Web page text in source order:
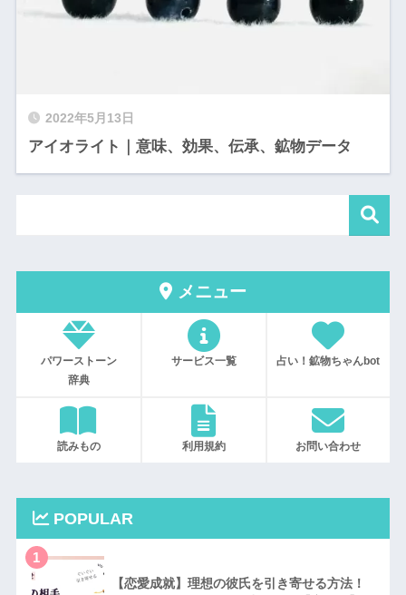
2022年5月13日
アイオライト｜意味、効果、伝承、鉱物データ
メニュー
パワーストーン
辞典
サービス一覧 占い！鉱物ちゃんbot
読みもの 利用規約 お問い合わせ
POPULAR
1
【恋愛成就】理想の彼氏を引き寄せる方法！